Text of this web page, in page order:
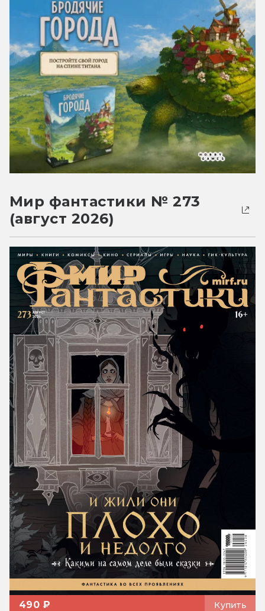
Мир фантастики № 273
(август 2026)
490 ₽ Купить